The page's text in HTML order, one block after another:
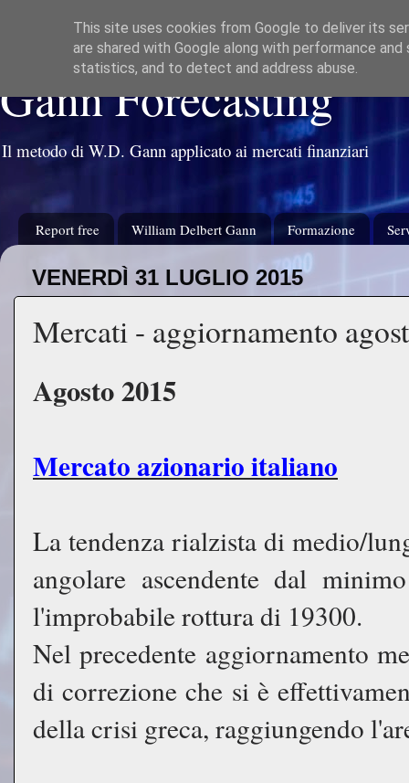
Gann Forecasting
Il metodo di W.D. Gann applicato ai mercati finanziari
Report free William Delbert Gann Formazione
VENERDÌ 31 LUGLIO 2015
Mercati - aggiornamento
Agosto 2015
Mercato azionario italiano
La tendenza rialzista di medio/
angolare ascendente dal
l'improbabile rottura di 19300.
Nel precedente aggiornamento
di correzione che si è
della crisi greca, raggiungendo
This site uses cookies from Google to deliver its
are shared with Google along with performance
statistics, and to detect and address abuse.